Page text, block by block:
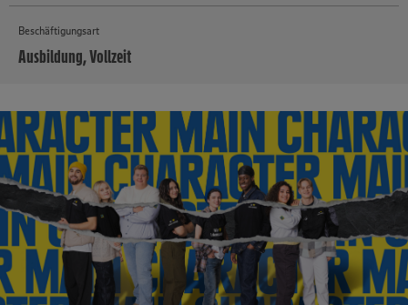
Beschäftigungsart
Ausbildung, Vollzeit